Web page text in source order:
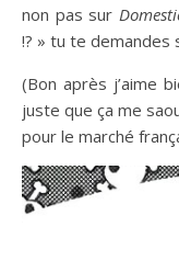
non pas sur
!? » tu te demandes
(Bon après j’aime
juste que ça me
pour le marché